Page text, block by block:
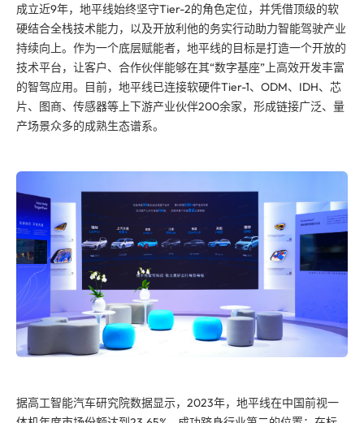
成立近9年，地平线始终坚守Tier-2的角色定位，并凭借顶级的软
硬结合全栈技术能力，以及开放利他的务实行动助力智能驾驶产业
持续向上。作为一个底层赋能者，地平线的目标是打造一个开放的
技术平台，让客户、合作伙伴能够在其“数字基座”上高效开发丰富
的智驾应用。目前，地平线已连接软硬件Tier-1、ODM、IDH、芯
片、图商、传感器等上下游产业伙伴200余家，形成链接广泛、量
产场景众多的成熟生态谱系。
据高工智能汽车研究院数据显示，2023年，地平线在中国前视一